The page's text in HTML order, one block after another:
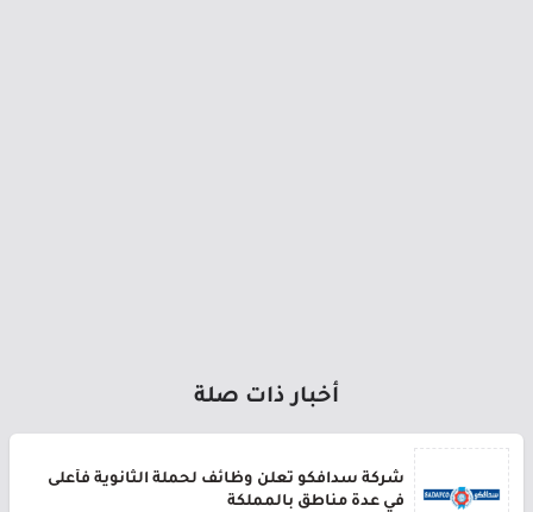
أخبار ذات صلة
شركة سدافكو تعلن وظائف لحملة الثانوية فأعلى
في عدة مناطق بالمملكة